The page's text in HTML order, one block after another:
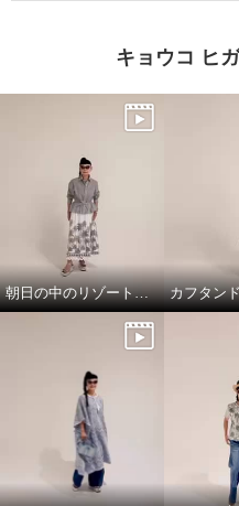
キョウコ ヒ
朝日の中のリゾート地の景色のスカートと、ドレスシャツ カフタン